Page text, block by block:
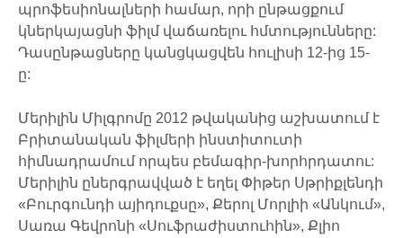
պրոֆեսիոնալների համար, որի ընթացքում
կներկայացնի ֆիլմ վաճառելու հմտությունները:
Դասընթացները կանցկացվեն հուլիսի 12-ից 15-
ը:
Մերիլին Միլգրոմը 2012 թվականից աշխատում է
Բրիտանական ֆիլմերի ինստիտուտի
հիմնադրամում որպես բեմագիր-խորհրդատու:
Մերիլին ըներգրավված է եղել Փիթեր Սթրիքլենդի
«Բուրգունդի այիդուքսը», Քերոլ Մորլիի «Անկում»,
Սառա Գեվրոնի «Սուֆրաժիստուհին», Քլիո